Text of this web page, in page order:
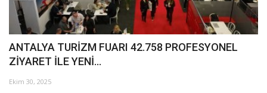
ANTALYA TURİZM FUARI 42.758 PROFESYONEL
ZİYARET İLE YENİ...
Ekim 30, 2025